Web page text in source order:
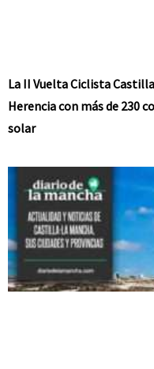
La II Vuelta Ciclista
Herencia con más de 230
solar